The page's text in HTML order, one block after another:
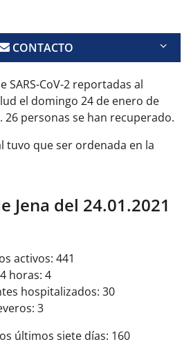
CONTACTO
SARS-CoV-2 reportadas al
el domingo 24 de enero de
26 personas se han recuperado.
tuvo que ser ordenada en la
Jena del 24.01.2021
activos: 441
horas: 4
hospitalizados: 30
3
últimos siete días: 160